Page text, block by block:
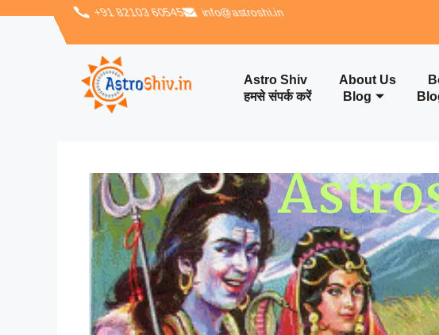
‪+91 82103 60545‬ info@astroshi.in
Astro Shiv About Us
हमसे संपर्क करें
Blog